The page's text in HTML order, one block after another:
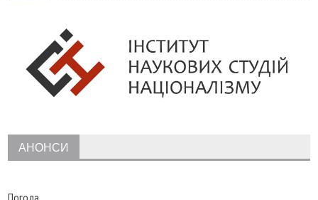
На Каскаді замість веж планують зробити сквер з
дитмайданчиком
09:31
На Верховинщині під час пожежі будинку травмувалась
жінка
нетверезих водіїв
АНОНСИ